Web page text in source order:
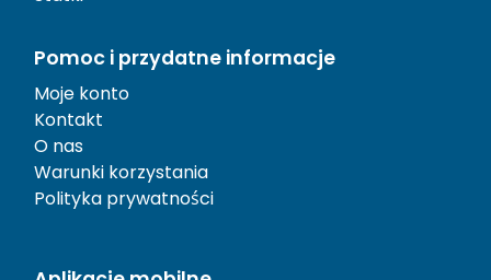
Pomoc i przydatne informacje
Moje konto
Kontakt
O nas
Warunki korzystania
Polityka prywatności